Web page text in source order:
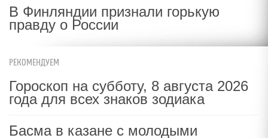
В Финляндии признали горькую
правду о России
РЕКОМЕНДУЕМ
Гороскоп на субботу, 8 августа 2026
года для всех знаков зодиака
Басма в казане с молодыми